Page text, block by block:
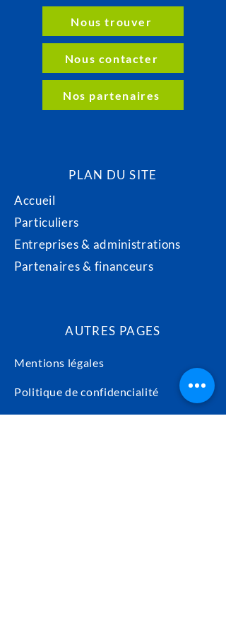
Nous trouver
Nous contacter
Nos partenaires
PLAN DU SITE
Accueil
Particuliers
Entreprises & administrations
Partenaires & financeurs
AUTRES PAGES
Mentions légales
Politique de confidencialité